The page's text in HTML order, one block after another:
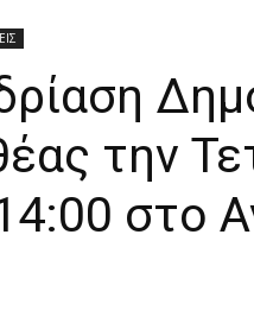
την
στο